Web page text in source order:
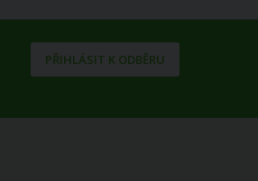
PŘIHLÁSIT K ODBĚRU